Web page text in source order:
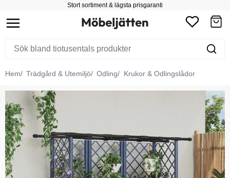
Stort sortiment & lägsta prisgaranti
Hem Trädgård & Utemiljö Odling Krukor & Odlingslådor